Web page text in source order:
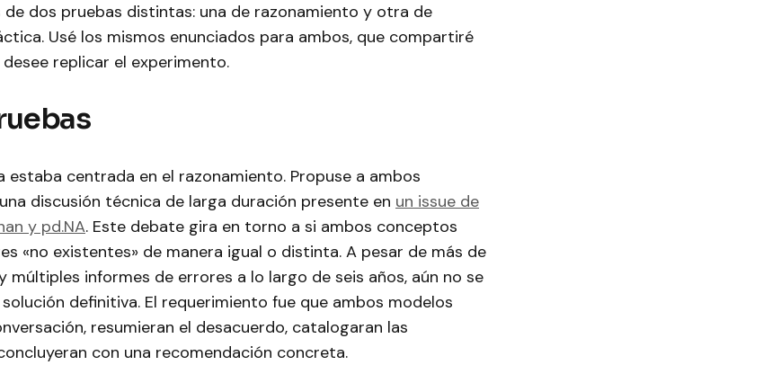
de dos pruebas distintas: una de razonamiento y otra de
Usé los mismos enunciados para ambos, que compartiré
replicar el experimento.
estaba centrada en el razonamiento. Propuse a ambos
discusión técnica de larga duración presente en un issue de
y pd.NA. Este debate gira en torno a si ambos conceptos
«no existentes» de manera igual o distinta. A pesar de más de
múltiples informes de errores a lo largo de seis años, aún no se
definitiva. El requerimiento fue que ambos modelos
resumieran el desacuerdo, catalogaran las
con una recomendación concreta.